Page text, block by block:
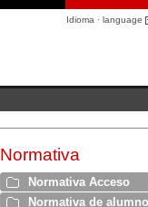
Idioma · language
Normativa
Normativa Acceso
Normativa de